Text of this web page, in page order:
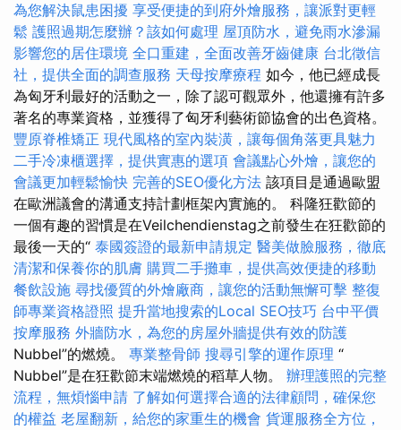
為您解決鼠患困擾 享受便捷的到府外燴服務，讓派對更輕
鬆 護照過期怎麼辦？該如何處理 屋頂防水，避免雨水滲漏
影響您的居住環境 全口重建，全面改善牙齒健康 台北徵信
社，提供全面的調查服務 天母按摩療程 如今，他已經成長
為匈牙利最好的活動之一，除了認可觀眾外，他還擁有許多
著名的專業資格，並獲得了匈牙利藝術節協會的出色資格。
豐原脊椎矯正 現代風格的室內裝潢，讓每個角落更具魅力
二手冷凍櫃選擇，提供實惠的選項 會議點心外燴，讓您的
會議更加輕鬆愉快 完善的SEO優化方法 該項目是通過歐盟
在歐洲議會的溝通支持計劃框架內實施的。 科隆狂歡節的
一個有趣的習慣是在Veilchendienstag之前發生在狂歡節的
最後一天的“ 泰國簽證的最新申請規定 醫美做臉服務，徹底
清潔和保養你的肌膚 購買二手攤車，提供高效便捷的移動
餐飲設施 尋找優質的外燴廠商，讓您的活動無懈可擊 整復
師專業資格證照 提升當地搜索的Local SEO技巧 台中平價
按摩服務 外牆防水，為您的房屋外牆提供有效的防護
Nubbel”的燃燒。 專業整骨師 搜尋引擎的運作原理 “
Nubbel”是在狂歡節末端燃燒的稻草人物。 辦理護照的完整
流程，無煩惱申請 了解如何選擇合適的法律顧問，確保您
的權益 老屋翻新，給您的家重生的機會 貨運服務全方位，